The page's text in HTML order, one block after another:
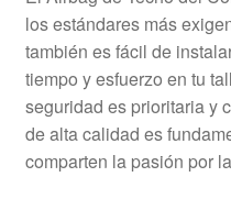
Queja
Sobre nosotros
Términos y Condiciones
los estándares más
también es fácil de
tiempo y esfuerzo en tu
seguridad es prioritaria y
de alta calidad es
comparten la pasión por